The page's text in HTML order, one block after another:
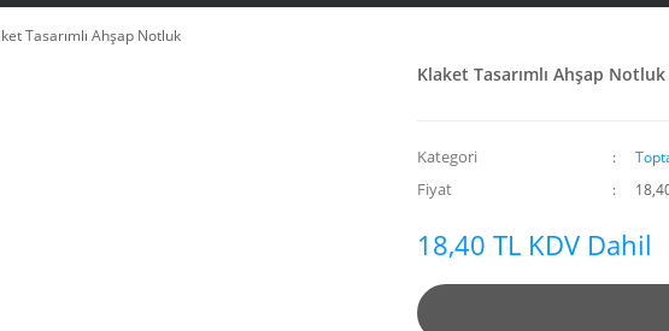
Tasarımlı Ahşap Notluk
Klaket Tasarımlı Ahşap Notluk
Kategori
Fiyat
18,40 TL KDV Dahil